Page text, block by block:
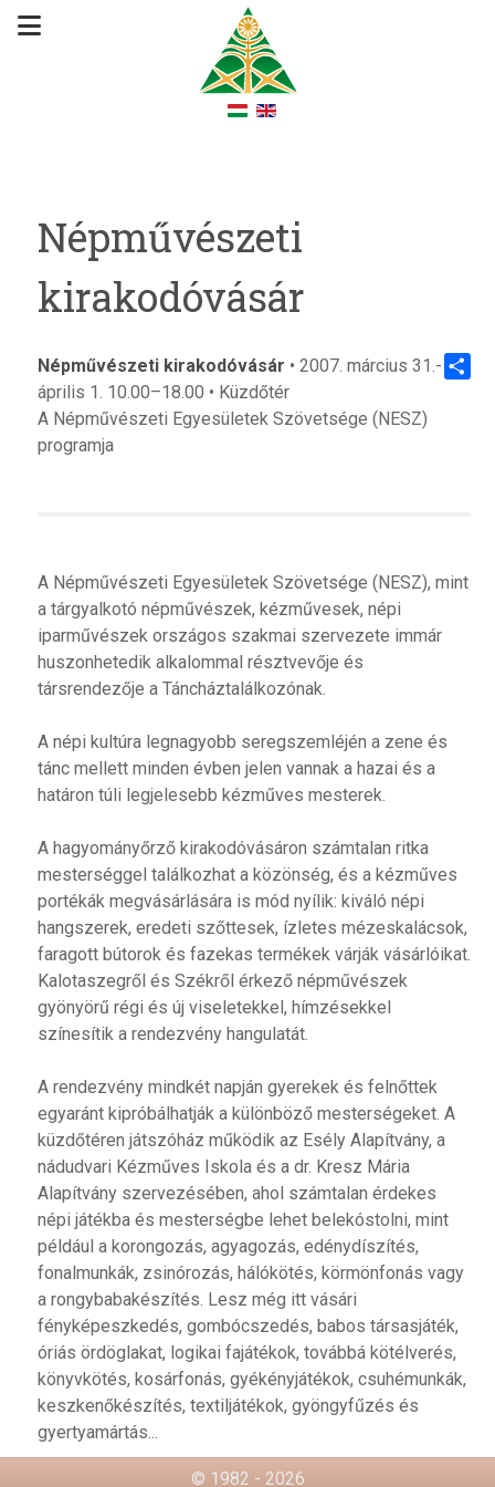
Népművészeti
kirakodóvásár
Népművészeti kirakodóvásár • 2007. március 31.-
április 1. 10.00–18.00 • Küzdőtér
A Népművészeti Egyesületek Szövetsége (NESZ)
programja
A Népművészeti Egyesületek Szövetsége (NESZ), mint
a tárgyalkotó népművészek, kézművesek, népi
iparművészek országos szakmai szervezete immár
huszonhetedik alkalommal résztvevője és
társrendezője a Táncháztalálkozónak.
A népi kultúra legnagyobb seregszemléjén a zene és
tánc mellett minden évben jelen vannak a hazai és a
határon túli legjelesebb kézműves mesterek.
A hagyományőrző kirakodóvásáron számtalan ritka
mesterséggel találkozhat a közönség, és a kézműves
portékák megvásárlására is mód nyílik: kiváló népi
hangszerek, eredeti szőttesek, ízletes mézeskalácsok,
faragott bútorok és fazekas termékek várják vásárlóikat.
Kalotaszegről és Székről érkező népművészek
gyönyörű régi és új viseletekkel, hímzésekkel
színesítik a rendezvény hangulatát.
A rendezvény mindkét napján gyerekek és felnőttek
egyaránt kipróbálhatják a különböző mesterségeket. A
küzdőtéren játszóház működik az Esély Alapítvány, a
nádudvari Kézműves Iskola és a dr. Kresz Mária
Alapítvány szervezésében, ahol számtalan érdekes
népi játékba és mesterségbe lehet belekóstolni, mint
például a korongozás, agyagozás, edénydíszítés,
fonalmunkák, zsinórozás, hálókötés, körmönfonás vagy
a rongybabakészítés. Lesz még itt vásári
fényképeszkedés, gombócszedés, babos társasjáték,
óriás ördöglakat, logikai fajátékok, továbbá kötélverés,
könyvkötés, kosárfonás, gyékényjátékok, csuhémunkák,
keszkenőkészítés, textiljátékok, gyöngyfűzés és
gyertyamártás...
© 1982 - 2026